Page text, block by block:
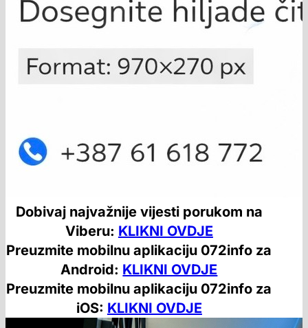
Dobivaj najvažnije vijesti porukom na
Viberu: KLIKNI OVDJE
Preuzmite mobilnu aplikaciju 072info za
Android: KLIKNI OVDJE
Preuzmite mobilnu aplikaciju 072info za
iOS: KLIKNI OVDJE